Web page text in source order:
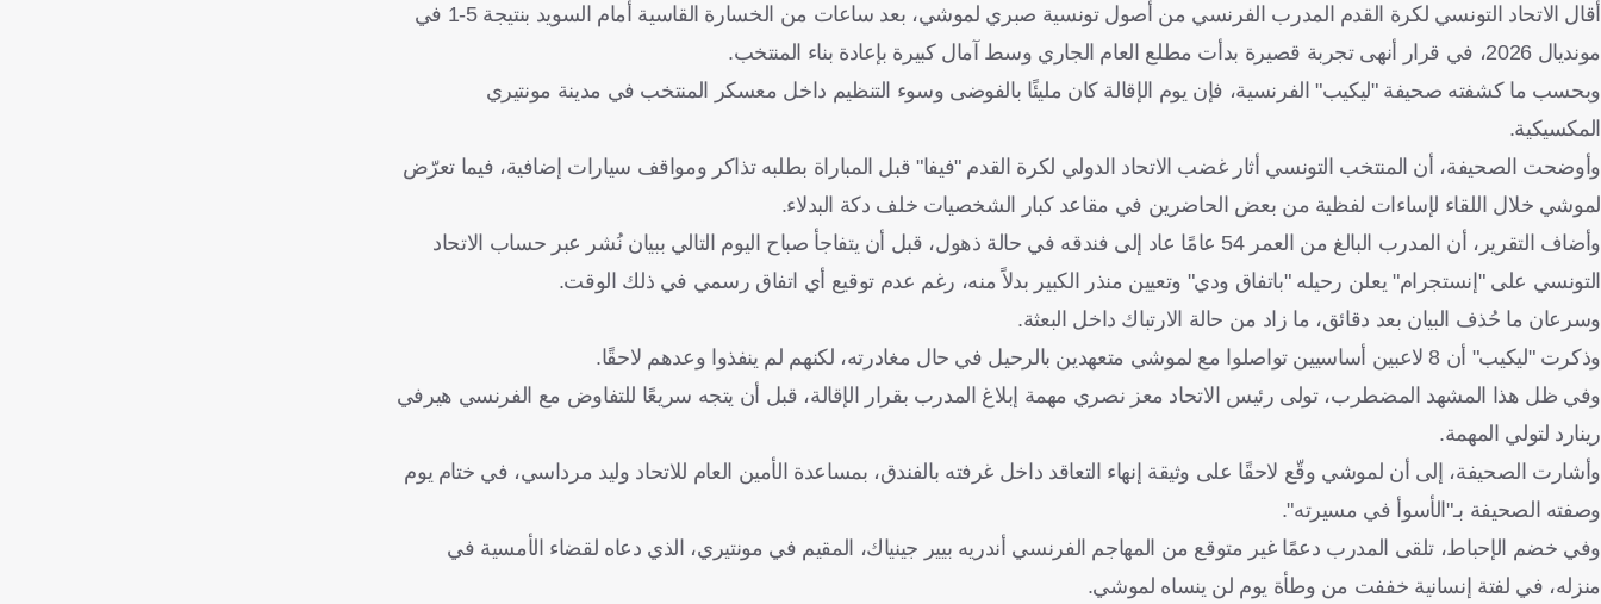
أقال الاتحاد التونسي لكرة القدم المدرب الفرنسي من أصول تونسية صبري لموشي، بعد ساعات من الخسارة القاسية أمام السويد بنتيجة 5-1 في
مونديال 2026، في قرار أنهى تجربة قصيرة بدأت مطلع العام الجاري وسط آمال كبيرة بإعادة بناء المنتخب.
وبحسب ما كشفته صحيفة "ليكيب" الفرنسية، فإن يوم الإقالة كان مليئًا بالفوضى وسوء التنظيم داخل معسكر المنتخب في مدينة مونتيري
المكسيكية.
وأوضحت الصحيفة، أن المنتخب التونسي أثار غضب الاتحاد الدولي لكرة القدم "فيفا" قبل المباراة بطلبه تذاكر ومواقف سيارات إضافية، فيما تعرّض
لموشي خلال اللقاء لإساءات لفظية من بعض الحاضرين في مقاعد كبار الشخصيات خلف دكة البدلاء.
وأضاف التقرير، أن المدرب البالغ من العمر 54 عامًا عاد إلى فندقه في حالة ذهول، قبل أن يتفاجأ صباح اليوم التالي ببيان نُشر عبر حساب الاتحاد
التونسي على "إنستجرام" يعلن رحيله "باتفاق ودي" وتعيين منذر الكبير بدلاً منه، رغم عدم توقيع أي اتفاق رسمي في ذلك الوقت.
وسرعان ما حُذف البيان بعد دقائق، ما زاد من حالة الارتباك داخل البعثة.
وذكرت "ليكيب" أن 8 لاعبين أساسيين تواصلوا مع لموشي متعهدين بالرحيل في حال مغادرته، لكنهم لم ينفذوا وعدهم لاحقًا.
وفي ظل هذا المشهد المضطرب، تولى رئيس الاتحاد معز نصري مهمة إبلاغ المدرب بقرار الإقالة، قبل أن يتجه سريعًا للتفاوض مع الفرنسي هيرفي
رينارد لتولي المهمة.
وأشارت الصحيفة، إلى أن لموشي وقّع لاحقًا على وثيقة إنهاء التعاقد داخل غرفته بالفندق، بمساعدة الأمين العام للاتحاد وليد مرداسي، في ختام يوم
وصفته الصحيفة بـ"الأسوأ في مسيرته".
وفي خضم الإحباط، تلقى المدرب دعمًا غير متوقع من المهاجم الفرنسي أندريه بيير جينياك، المقيم في مونتيري، الذي دعاه لقضاء الأمسية في
منزله، في لفتة إنسانية خففت من وطأة يوم لن ينساه لموشي.